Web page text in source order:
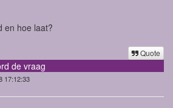
en hoe laat?
Quote
de vraag
17:12:33